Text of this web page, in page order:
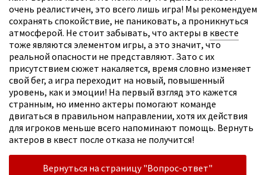
очень реалистичен, это всего лишь игра! Мы рекомендуем
сохранять спокойствие, не паниковать, а проникнуться
атмосферой. Не стоит забывать, что актеры в квесте
тоже являются элементом игры, а это значит, что
реальной опасности не представляют. Зато с их
присутствием сюжет накаляется, время словно изменяет
свой бег, а игра переходит на новый, повышенный
уровень, как и эмоции! На первый взгляд это кажется
странным, но именно актеры помогают команде
двигаться в правильном направлении, хотя их действия
для игроков меньше всего напоминают помощь. Вернуть
актеров в квест после отказа не получится!
Вернуться на страницу "Вопрос-ответ"